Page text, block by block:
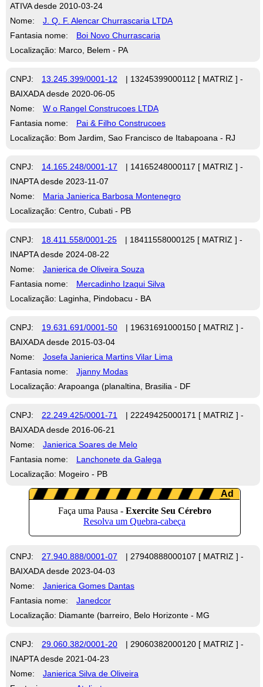
ATIVA desde 2010-03-24
Nome:
J. Q. F. Alencar Churrascaria LTDA
Fantasia nome:
Boi Novo Churrascaria
Localização: Marco, Belem - PA
CNPJ: 13.245.399/0001-12
| 13245399000112 [ MATRIZ ] -
BAIXADA desde 2020-06-05
Nome:
W o Rangel Construcoes LTDA
Fantasia nome:
Pai & Filho Construcoes
Localização: Bom Jardim, Sao Francisco de Itabapoana - RJ
CNPJ: 14.165.248/0001-17
| 14165248000117 [ MATRIZ ] -
INAPTA desde 2023-11-07
Nome:
Maria Janierica Barbosa Montenegro
Localização: Centro, Cubati - PB
CNPJ: 18.411.558/0001-25
| 18411558000125 [ MATRIZ ] -
INAPTA desde 2024-08-22
Nome:
Janierica de Oliveira Souza
Fantasia nome:
Mercadinho Izaqui Silva
Localização: Laginha, Pindobacu - BA
CNPJ: 19.631.691/0001-50
| 19631691000150 [ MATRIZ ] -
BAIXADA desde 2015-03-04
Nome:
Josefa Janierica Martins Vilar Lima
Fantasia nome:
Jjanny Modas
Localização: Arapoanga (planaltina, Brasilia - DF
CNPJ: 22.249.425/0001-71
| 22249425000171 [ MATRIZ ] -
BAIXADA desde 2016-06-21
Nome:
Janierica Soares de Melo
Fantasia nome:
Lanchonete da Galega
Localização: Mogeiro - PB
CNPJ: 27.940.888/0001-07
| 27940888000107 [ MATRIZ ] -
BAIXADA desde 2023-04-03
Nome:
Janierica Gomes Dantas
Fantasia nome:
Janedcor
Localização: Diamante (barreiro, Belo Horizonte - MG
CNPJ: 29.060.382/0001-20
| 29060382000120 [ MATRIZ ] -
INAPTA desde 2021-04-23
Nome:
Janierica Silva de Oliveira